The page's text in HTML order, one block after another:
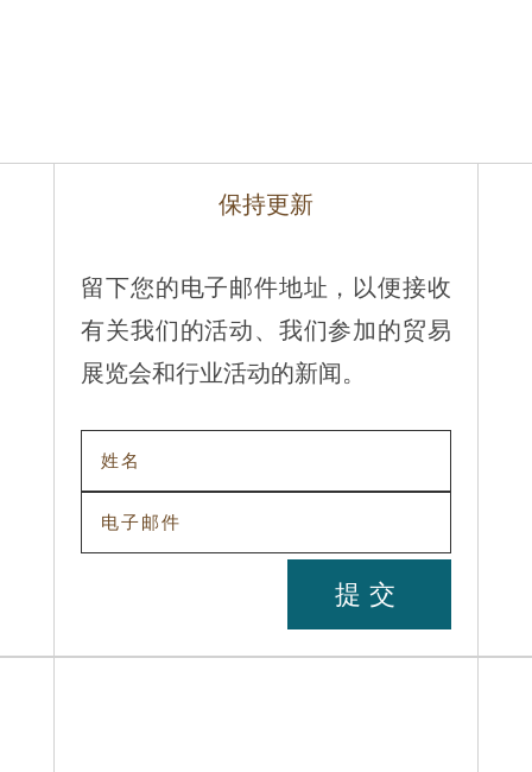
保持更新
留下您的电子邮件地址，以便接收
有关我们的活动、我们参加的贸易
展览会和行业活动的新闻。
提交